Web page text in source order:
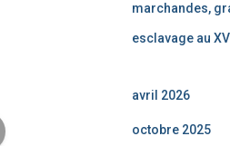
marchandes,
esclavage au
avril 2026
octobre 2025